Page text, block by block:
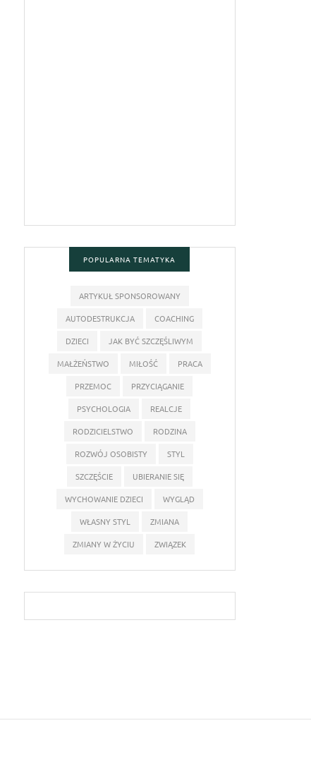
POPULARNA TEMATYKA
ARTYKUŁ SPONSOROWANY
AUTODESTRUKCJA
COACHING
DZIECI
JAK BYĆ SZCZĘŚLIWYM
MAŁŻEŃSTWO
MIŁOŚĆ
PRACA
PRZEMOC
PRZYCIĄGANIE
PSYCHOLOGIA
REALCJE
RODZICIELSTWO
RODZINA
ROZWÓJ OSOBISTY
STYL
SZCZĘŚCIE
UBIERANIE SIĘ
WYCHOWANIE DZIECI
WYGLĄD
WŁASNY STYL
ZMIANA
ZMIANY W ŻYCIU
ZWIĄZEK